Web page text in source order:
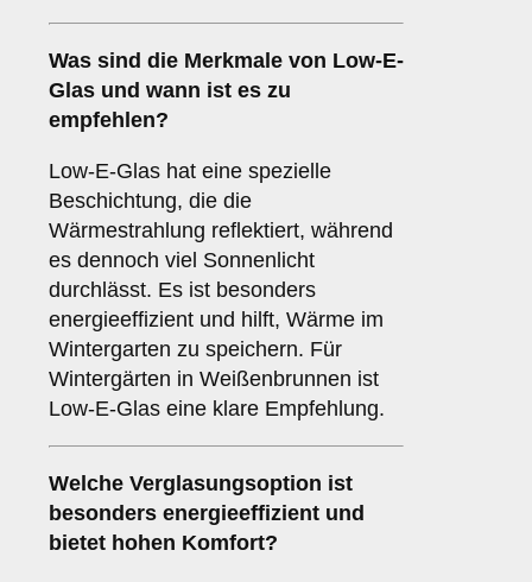
Was sind die Merkmale von Low-E-
Glas und wann ist es zu
empfehlen?
Low-E-Glas hat eine spezielle
Beschichtung, die die
Wärmestrahlung reflektiert, während
es dennoch viel Sonnenlicht
durchlässt. Es ist besonders
energieeffizient und hilft, Wärme im
Wintergarten zu speichern. Für
Wintergärten in Weißenbrunnen ist
Low-E-Glas eine klare Empfehlung.
Welche Verglasungsoption ist
besonders energieeffizient und
bietet hohen Komfort?